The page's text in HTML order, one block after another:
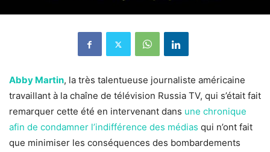
Abby Martin, la très talentueuse journaliste américaine
travaillant à la chaîne de télévision Russia TV, qui s’était fait
remarquer cette été en intervenant dans une chronique
afin de condamner l’indifférence des médias qui n’ont fait
que minimiser les conséquences des bombardements